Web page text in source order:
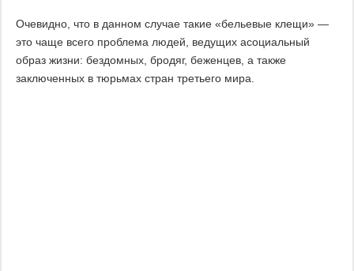
Очевидно, что в данном случае такие «бельевые клещи» —
это чаще всего проблема людей, ведущих асоциальный
образ жизни: бездомных, бродяг, беженцев, а также
заключенных в тюрьмах стран третьего мира.